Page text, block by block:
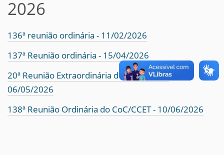
2026
136ª reunião ordinária - 11/02/2026
137ª Reunião ordinária - 15/04/2026
20ª Reunião Extraordinária do CoC/CCET -
06/05/2026
138ª Reunião Ordinária do CoC/CCET - 10/06/2026